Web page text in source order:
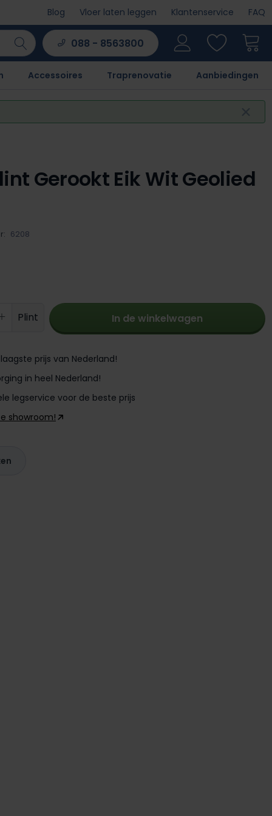
Blog Vloer laten leggen Klantenservice FAQ
088 - 8563800
Accessoires Traprenovatie Aanbiedingen
Gerookt Eik Wit Geolied
6208
Voer de gewenste
Plint In de winkelwagen
prijs van Nederland!
in heel Nederland!
legservice voor de beste prijs
showroom!